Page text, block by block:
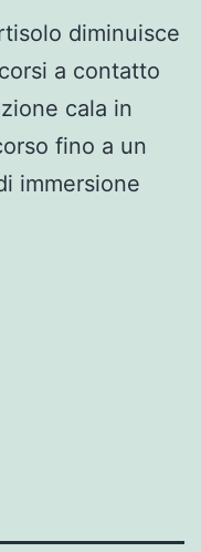
diminuisce
a contatto
cala in
fino a un
immersione